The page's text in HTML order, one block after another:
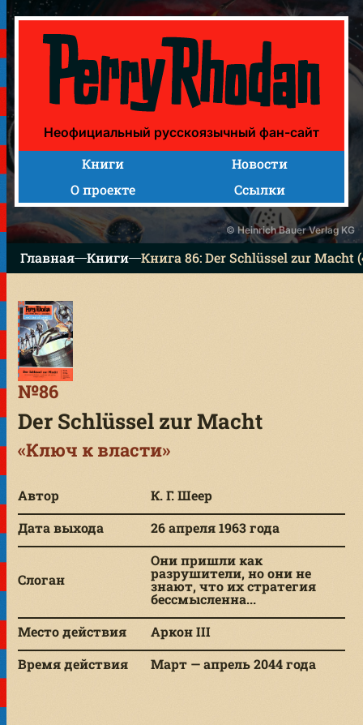
Книга 86: Der Schlüssel zur Macht («Ключ к власти»)
Неофициальный русскоязычный фан-сайт
Книги
Новости
О проекте
Ссылки
© Heinrich Bauer Verlag KG
Главная Книги Книга 86: Der Schlüssel zur Macht
№86
Der Schlüssel zur Macht
«Ключ к власти»
Автор
К. Г. Шеер
Дата выхода
26 апреля 1963 года
Слоган
Они пришли как
разрушители, но они не
знают, что их стратегия
бессмысленна...
Место действия
Аркон III
Время действия
Март — апрель 2044 года